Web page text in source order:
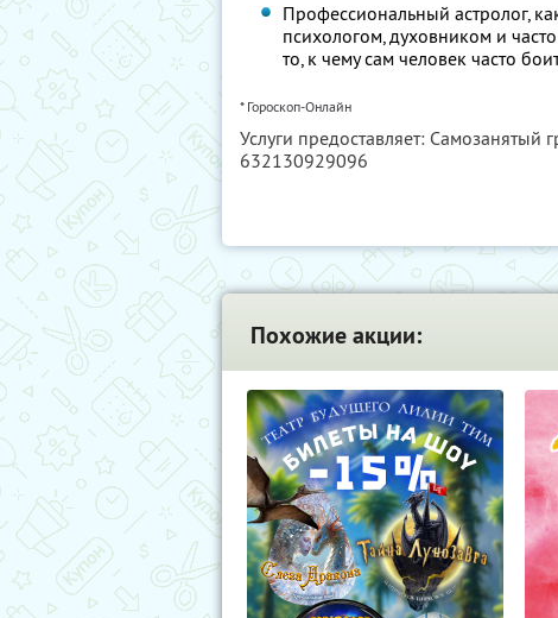
Профессиональный астролог,
психологом, духовником и
то, к чему сам человек часто
* Гороскоп-Онлайн
Услуги предоставляет:
632130929096
Похожие акции: